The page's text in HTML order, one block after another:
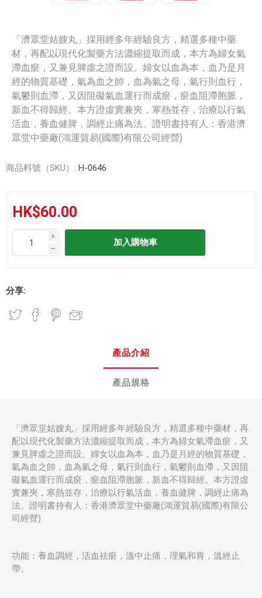
「濟眾堂姑嫂丸」採用經多年經驗良方，精選多種中藥
材，再配以現代化製藥方法濃縮提取而成，本方為婦女氣
滯血瘀，又兼見脾虛之證而設。婦女以血為本，血乃是月
經的物質基礎，氣為血之帥，血為氣之母，氣行則血行，
氣鬱則血滯，又因阻礙氣血運行而成瘀，瘀血阻滯胞脈，
新血不得歸經。本方證虛實兼夾，寒熱並存，治療以行氣
活血，養血健脾，調經止痛為法。證明書持有人：香港濟
眾堂中藥廠(鴻運貿易(國際)有限公司經營)
商品料號（SKU）: H-0646
HK$60.00
i
h
分享:
產品介紹
產品規格
「濟眾堂姑嫂丸」採用經多年經驗良方，精選多種中藥材，再
配以現代化製藥方法濃縮提取而成，本方為婦女氣滯血瘀，又
兼見脾虛之證而設。婦女以血為本，血乃是月經的物質基礎，
氣為血之帥，血為氣之母，氣行則血行，氣鬱則血滯，又因阻
礙氣血運行而成瘀，瘀血阻滯胞脈，新血不得歸經。本方證虛
實兼夾，寒熱並存，治療以行氣活血，養血健脾，調經止痛為
法。證明書持有人：香港濟眾堂中藥廠(鴻運貿易(國際)有限公
司經營)
功能：養血調經，活血祛瘀，溫中止痛，理氣和胃，溫經止
帶。